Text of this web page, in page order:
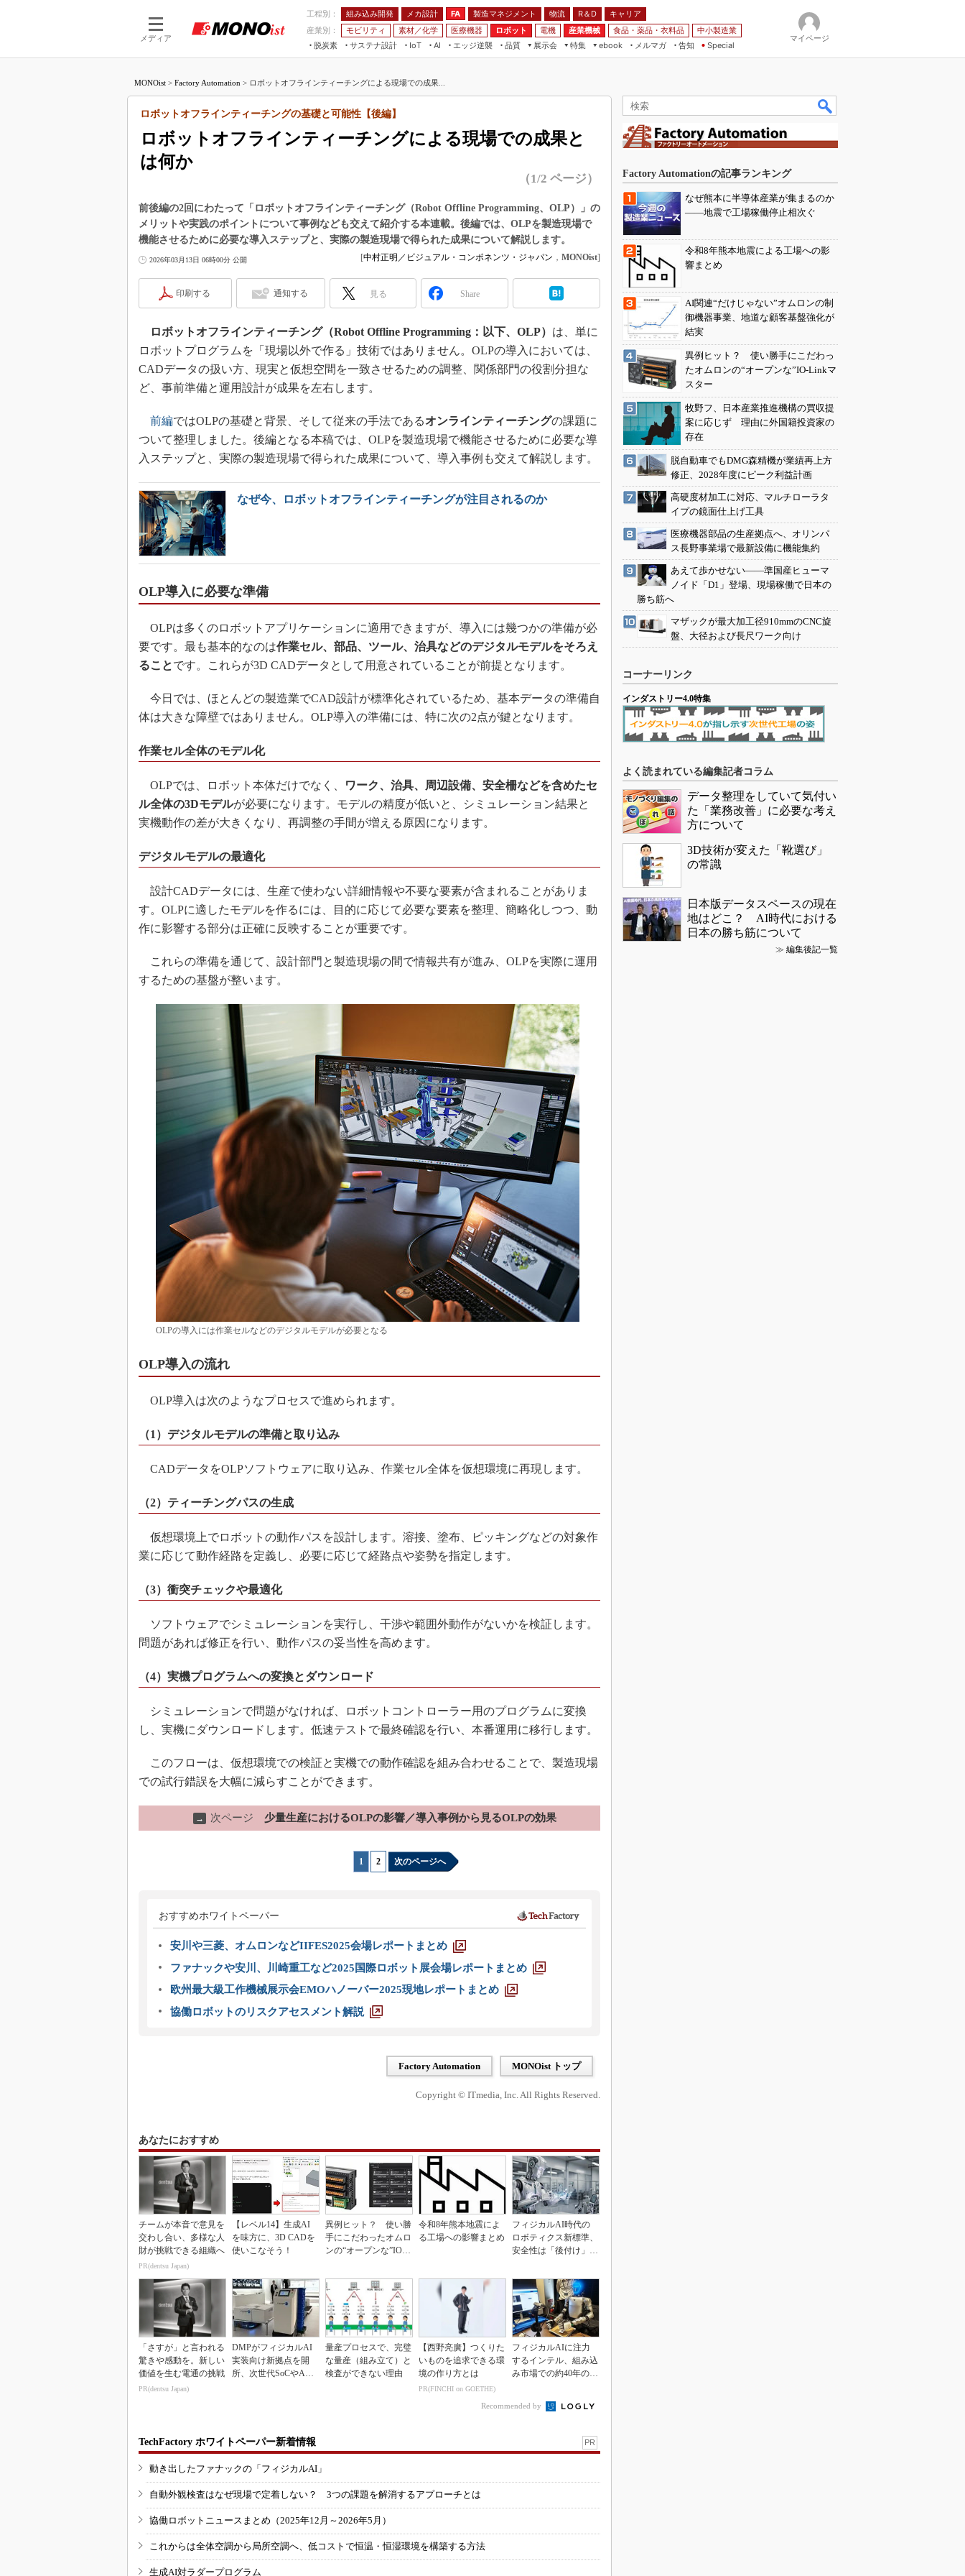
メディア
工程別： 組み込み開発 メカ設計 FA 製造マネジメント 物流 R＆D
キャリア
産業別：
モビリティ 素材／化学 医療機器 ロボット 電機 産業機械 食品・薬品・衣料品
中小製造業
脱炭素
サステナ設計
IoT
つながる工場
つながるサービス
AI
AI×設備保全
Physical AI
エッジ逆襲 品質
展示会
JIMTOF
展＆IoT/5Gソリューション展
IIFES
TECHNO-FRONTIER
人テク展
日本ものづくりワールド
産業オープンネット展
特集
つながるクルマ
フィールドサービス
組み込みモデリング
Windows Embedded
車載ソフト開発
3Dプリンタ
デジタルツインとCAE
S＆OP
イノベーション
製造業ビッグデータ
メイドインジャパン
植物工場
知財マネジメント
ebook
FA
モビリティ
メルマガ
告知 Special
マイページ
MONOist > Factory Automation > ロボットオフラインティーチングによる現場での成果...
ロボットオフラインティーチングによる現場での成果と
は何か
ロボットオフラインティーチングの基礎と可能性【後編】
（1/2 ページ）
前後編の2回にわたって「ロボットオフラインティーチング（Robot Offline Programming、OLP）」の
メリットや実践のポイントについて事例なども交えて紹介する本連載。後編では、OLPを製造現場で
機能させるために必要な導入ステップと、実際の製造現場で得られた成果について解説します。
2026年03月13日 06時00分 公開 [中村正明／ビジュアル・コンポネンツ・ジャパン ， MONOist]
印刷する 通知する 見る Share
ロボットオフラインティーチング（Robot Offline Programming：以下、OLP） は、単に
ロボットプログラムを「現場以外で作る」技術ではありません。OLPの導入においては、
CADデータの扱い方、現実と仮想空間を一致させるための調整、関係部門の役割分担な
ど、事前準備と運用設計が成果を左右します。
前編ではOLPの基礎と背景、そして従来の手法であるオンラインティーチングの課題に
ついて整理しました。後編となる本稿では、OLPを製造現場で機能させるために必要な導
入ステップと、実際の製造現場で得られた成果について、導入事例も交えて解説します。
なぜ今、ロボットオフラインティーチングが注目されるのか
OLP導入に必要な準備
OLPは多くのロボットアプリケーションに適用できますが、導入には幾つかの準備が必
要です。最も基本的なのは作業セル、部品、ツール、治具などのデジタルモデルをそろえ
ることです。これらが3D CADデータとして用意されていることが前提となります。
今日では、ほとんどの製造業でCAD設計が標準化されているため、基本データの準備自
体は大きな障壁ではありません。OLP導入の準備には、特に次の2点が鍵となります。
作業セル全体のモデル化
OLPでは、ロボット本体だけでなく、
ワーク、治具、周辺設備、安全柵などを含めたセ
ル全体の3Dモデルが必要になります。モデルの精度が低いと、シミュレーション結果と
実機動作の差が大きくなり、再調整の手間が増える原因になります。
デジタルモデルの最適化
設計CADデータには、生産で使わない詳細情報や不要な要素が含まれることがありま
す。OLPに適したモデルを作るには、目的に応じて必要な要素を整理、簡略化しつつ、動
作に影響する部分は正確に反映することが重要です。
これらの準備を通じて、設計部門と製造現場の間で情報共有が進み、OLPを実際に運用
するための基盤が整います。
OLPの導入には作業セルなどのデジタルモデルが必要となる
OLP導入の流れ
OLP導入は次のようなプロセスで進められます。
（1）デジタルモデルの準備と取り込み
CADデータをOLPソフトウェアに取り込み、作業セル全体を仮想環境に再現します。
（2）ティーチングパスの生成
仮想環境上でロボットの動作パスを設計します。溶接、塗布、ピッキングなどの対象作
業に応じて動作経路を定義し、必要に応じて経路点や姿勢を指定します。
（3）衝突チェックや最適化
ソフトウェアでシミュレーションを実行し、干渉や範囲外動作がないかを検証します。
問題があれば修正を行い、動作パスの妥当性を高めます。
（4）実機プログラムへの変換とダウンロード
シミュレーションで問題がなければ、ロボットコントローラー用のプログラムに変換
し、実機にダウンロードします。低速テストで最終確認を行い、本番運用に移行します。
このフローは、仮想環境での検証と実機での動作確認を組み合わせることで、製造現場
での試行錯誤を大幅に減らすことができます。
→ 次ページ 少量生産におけるOLPの影響／導入事例から見るOLPの効果
1 2 次のページへ
おすすめホワイトペーパー
安川や三菱、オムロンなどIIFES2025会場レポートまとめ
ファナックや安川、川崎重工など2025国際ロボット展会場レポートまとめ
欧州最大級工作機械展示会EMOハノーバー2025現地レポートまとめ
協働ロボットのリスクアセスメント解説
Factory Automation MONOist トップ
Copyright © ITmedia, Inc. All Rights Reserved.
あなたにおすすめ
チームが本音で意見を
交わし合い、多様な人
財が挑戦できる組織へ
PR(dentsu Japan)
【レベル14】生成AI
を味方に、3D CADを
使いこなそう！
異例ヒット？ 使い勝
手にこだわったオムロ
ンの“オープンな”IO-L
令和8年熊本地震によ
る工場への影響まとめ
フィジカルAI時代の
ロボティクス新標準、
安全性は「後付け」で
「さすが」と言われる
驚きや感動を。新しい
価値を生む電通の挑戦
PR(dentsu Japan)
DMPがフィジカルAI
実装向け新拠点を開
所、次世代SoCやAM
量産プロセスで、完璧
な量産（組み立て）と
検査ができない理由
【西野亮廣】つくりた
いものを追求できる環
境の作り方とは
PR(FINCHI on GOETHE)
フィジカルAIに注力
するインテル、組み込
み市場での約40年の実
Recommended by
TechFactory ホワイトペーパー新着情報 PR
動き出したファナックの「フィジカルAI」
自動外観検査はなぜ現場で定着しない？ 3つの課題を解消するアプローチとは
協働ロボットニュースまとめ（2025年12月～2026年5月）
これからは全体空調から局所空調へ、低コストで恒温・恒湿環境を構築する方法
生成AI対ラダープログラム
Factory Automationの記事ランキング
なぜ熊本に半導体産業が集まるのか
――地震で工場稼働停止相次ぐ
令和8年熊本地震による工場への影
響まとめ
AI関連“だけじゃない”オムロンの制
御機器事業、地道な顧客基盤強化が
結実
異例ヒット？ 使い勝手にこだわっ
たオムロンの“オープンな”IO-Linkマ
スター
牧野フ、日本産業推進機構の買収提
案に応じず 理由に外国籍投資家の
存在
脱自動車でもDMG森精機が業績再上方
修正、2028年度にピーク利益計画
高硬度材加工に対応、マルチローラタ
イプの鏡面仕上げ工具
医療機器部品の生産拠点へ、オリンパ
ス長野事業場で最新設備に機能集約
あえて歩かせない――準国産ヒューマ
ノイド「D1」登場、現場稼働で日本の
勝ち筋へ
マザックが最大加工径910mmのCNC旋
盤、大径および長尺ワーク向け
コーナーリンク
インダストリー4.0特集
よく読まれている編集記者コラム
データ整理をしていて気付い
た「業務改善」に必要な考え
方について
3D技術が変えた「靴選び」
の常識
日本版データスペースの現在
地はどこ？ AI時代における
日本の勝ち筋について
≫ 編集後記一覧